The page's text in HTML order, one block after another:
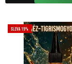
SLEVA 15%